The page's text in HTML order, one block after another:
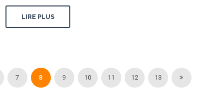
LIRE PLUS
7 8 9 10 11 12 13